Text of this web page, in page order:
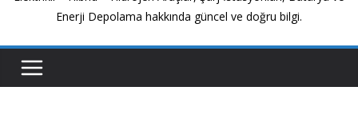
Enerji Depolama hakkında güncel ve doğru bilgi.